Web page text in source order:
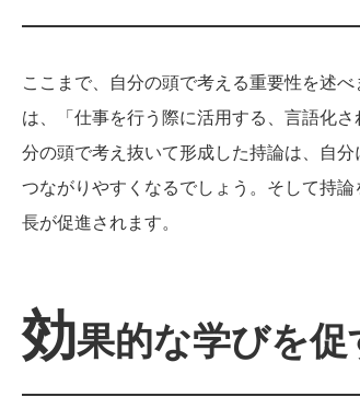
ここまで、自分の頭で考える重要性を述
は、「仕事を行う際に活用する、言語化
分の頭で考え抜いて形成した持論は、自
つながりやすくなるでしょう。そして持
長が促進されます。
効果的な学びを